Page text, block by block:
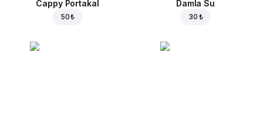
Cappy Portakal
50 ₺
Damla Su
30 ₺